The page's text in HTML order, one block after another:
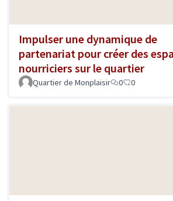
Impulser une dynamique de
partenariat pour créer des
nourriciers sur le quartier
Quartier de Monplaisir 0 0